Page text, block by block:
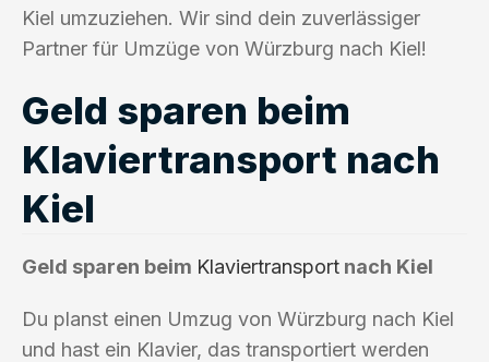
Kiel umzuziehen. Wir sind dein zuverlässiger
Partner für Umzüge von Würzburg nach Kiel!
Geld sparen beim
Klaviertransport nach
Kiel
Geld sparen beim Klaviertransport nach Kiel
Du planst einen Umzug von Würzburg nach Kiel
und hast ein Klavier, das transportiert werden